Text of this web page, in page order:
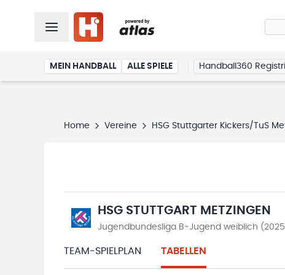
MEIN HANDBALL ALLE SPIELE Handball360
Home Vereine HSG Stuttgarter Kickers/TuS
HSG STUTTGART METZINGEN
Jugendbundesliga B-Jugend weiblich
TEAM-SPIELPLAN TABELLEN